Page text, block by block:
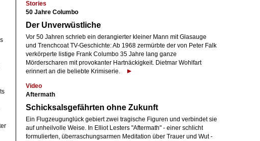
Stories
50 Jahre Columbo
Der Unverwüstliche
Vor 50 Jahren schrieb ein derangierter kleiner Mann mit Glasauge
und Trenchcoat TV-Geschichte: Ab 1968 zermürbte der von Peter Falk
verkörperte listige Frank Columbo 35 Jahre lang ganze
Mörderscharen mit provokanter Hartnäckigkeit. Dietmar Wohlfart
erinnert an die beliebte Krimiserie.
Video
Aftermath
Schicksalsgefährten ohne Zukunft
Ein Flugzeugunglück gebiert zwei tragische Figuren und verbindet sie
auf unheilvolle Weise. In Elliot Lesters "Aftermath" - einer schlicht
formulierten, überraschungsarmen Meditation über Trauer und Wut -